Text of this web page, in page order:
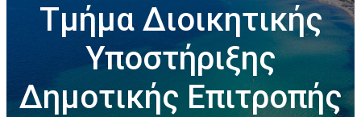
Τμήμα Διοικητικής
Υποστήριξης
Δημοτικής Επιτροπής